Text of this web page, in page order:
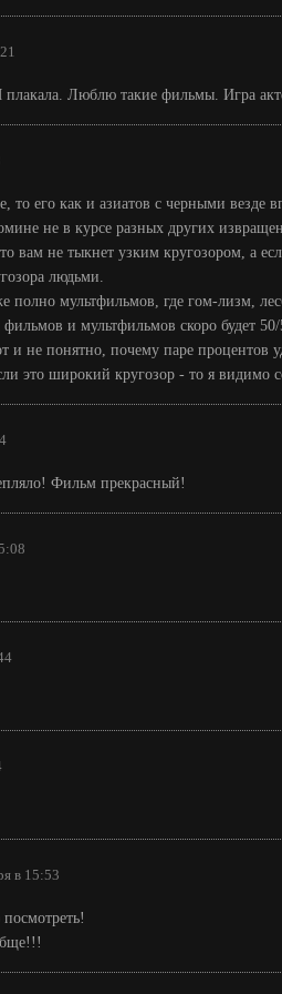
Люблю такие фильмы. Игра
то его как и азиатов с черными везде
не в курсе разных других
вам не тыкнет узким кругозором, а
людьми.
полно мультфильмов, где гом-лизм,
фильмов и мультфильмов скоро будет
и не понятно, почему паре
это широкий кругозор - то я видимо
Фильм прекрасный!
в 15:53